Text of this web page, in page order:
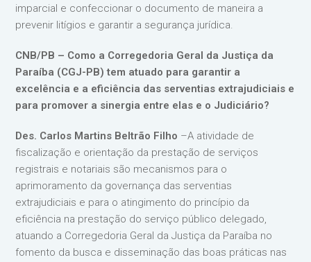
imparcial e confeccionar o documento de maneira a
prevenir litígios e garantir a segurança jurídica.
CNB/PB – Como a Corregedoria Geral da Justiça da
Paraíba (CGJ-PB) tem atuado para garantir a
excelência e a eficiência das serventias extrajudiciais e
para promover a sinergia entre elas e o Judiciário?
Des. Carlos Martins Beltrão Filho –A atividade de
fiscalização e orientação da prestação de serviços
registrais e notariais são mecanismos para o
aprimoramento da governança das serventias
extrajudiciais e para o atingimento do princípio da
eficiência na prestação do serviço público delegado,
atuando a Corregedoria Geral da Justiça da Paraíba no
fomento da busca e disseminação das boas práticas nas